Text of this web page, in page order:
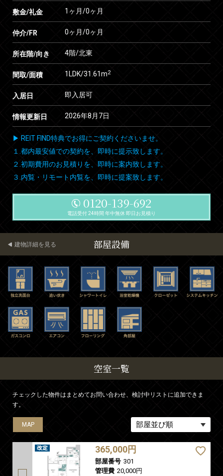
敷金/礼金 1ヶ月/0ヶ月
仲介/FR 0ヶ月/0ヶ月
所在階/向き 4階/北東
間取/面積 1LDK/31.61m2
入居日 即入居可
情報更新日 2026年8月7日
▶ REIT FIND特典でお得にご契約くださいませ。
１.都内最安値での契約を、即時に提示致します。
２.初期費用のお見積りを、即時に案内致します。
３.内覧・リモート内覧を、即時に提案致します。
0120-139-692
電話受付 24時間 年中無休 即日お見積り
部屋設備
建物詳細を見る
空室一覧
チェックした物件はまとめてお問い合わせ、検討中リストに追加できま
す。
MAP
365,000円
部屋番号 301
管理費 20,000円
MAP
MAP
MAP
MAP
MAP
MAP